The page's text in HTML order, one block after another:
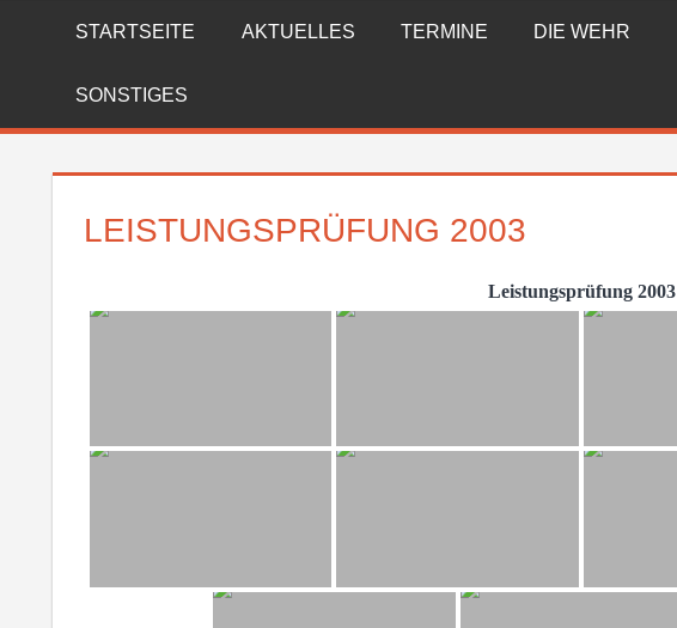
FREIWILLIGE
FEUERWEHR
REICHENBERG
STARTSEITE AKTUELLES TERMINE DIE WEHR
SONSTIGES
LEISTUNGSPRÜFUNG 2003
Leistungsprüfung 2003